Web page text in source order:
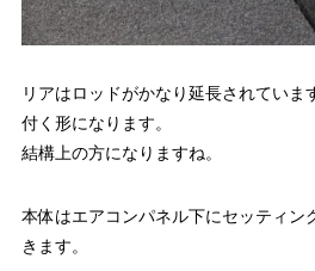
リアはロッドがかなり延長されていま
付く形になります。
結構上の方になりますね。
本体はエアコンパネル下にセッティン
きます。